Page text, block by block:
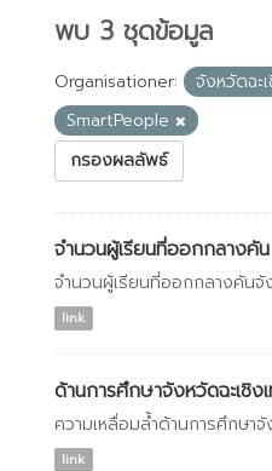
พบ 3 ชุดข้อมูล
Organisationer: จังหวัดฉะ
SmartPeople
กรองผลลัพธ์
จำนวนผู้เรียนที่ออกกลางคัน
จำนวนผู้เรียนที่ออกกลางคันจัง
link
ด้านการศึกษาจังหวัดฉะเชิง
ความเหลื่อมล้ำด้านการศึกษาจั
link